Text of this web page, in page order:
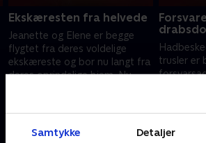
Samtykke Detaljer
Ekskæresten fra helvede
Jeanette og Elene er begge
flygtet fra deres voldelige
ekskæreste og bor nu langt fra
deres oprindelige hjem. Nu
trusler er